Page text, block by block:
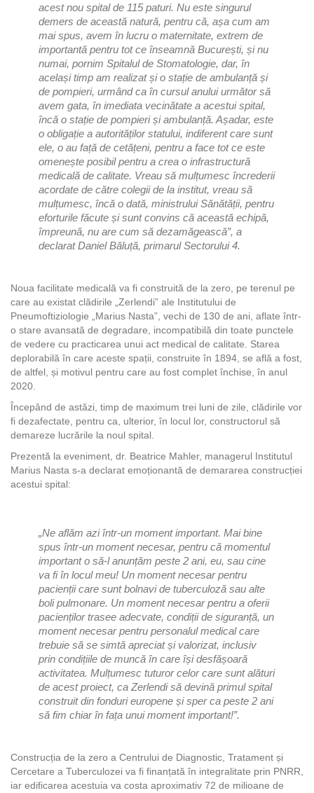
acest nou spital de 115 paturi. Nu este singurul
demers de această natură, pentru că, așa cum am
mai spus, avem în lucru o maternitate, extrem de
importantă pentru tot ce înseamnă București, și nu
numai, pornim Spitalul de Stomatologie, dar, în
același timp am realizat și o stație de ambulanță și
de pompieri, urmând ca în cursul anului următor să
avem gata, în imediata vecinătate a acestui spital,
încă o stație de pompieri și ambulanță. Așadar, este
o obligație a autorităților statului, indiferent care sunt
ele, o au față de cetățeni, pentru a face tot ce este
omenește posibil pentru a crea o infrastructură
medicală de calitate. Vreau să mulțumesc încrederii
acordate de către colegii de la institut, vreau să
mulțumesc, încă o dată, ministrului Sănătății, pentru
eforturile făcute și sunt convins că această echipă,
împreună, nu are cum să dezamăgească”, a
declarat Daniel Băluță, primarul Sectorului 4.
Noua facilitate medicală va fi construită de la zero, pe terenul pe
care au existat clădirile „Zerlendi” ale Institutului de
Pneumoftiziologie „Marius Nasta”, vechi de 130 de ani, aflate într-
o stare avansată de degradare, incompatibilă din toate punctele
de vedere cu practicarea unui act medical de calitate. Starea
deplorabilă în care aceste spații, construite în 1894, se află a fost,
de altfel, și motivul pentru care au fost complet închise, în anul
2020.
Începând de astăzi, timp de maximum trei luni de zile, clădirile vor
fi dezafectate, pentru ca, ulterior, în locul lor, constructorul să
demareze lucrările la noul spital.
Prezentă la eveniment, dr. Beatrice Mahler, managerul Institutul
Marius Nasta s-a declarat emoționantă de demararea construcției
acestui spital:
„Ne aflăm azi într-un moment important. Mai bine
spus într-un moment necesar, pentru că momentul
important o să-l anunțăm peste 2 ani, eu, sau cine
va fi în locul meu! Un moment necesar pentru
pacienții care sunt bolnavi de tuberculoză sau alte
boli pulmonare. Un moment necesar pentru a oferii
pacienților trasee adecvate, condiții de siguranță, un
moment necesar pentru personalul medical care
trebuie să se simtă apreciat și valorizat, inclusiv
prin condițiile de muncă în care își desfășoară
activitatea. Mulțumesc tuturor celor care sunt alături
de acest proiect, ca Zerlendi să devină primul spital
construit din fonduri europene și sper ca peste 2 ani
să fim chiar în fața unui moment important!”.
Construcția de la zero a Centrului de Diagnostic, Tratament și
Cercetare a Tuberculozei va fi finanțată în integralitate prin PNRR,
iar edificarea acestuia va costa aproximativ 72 de milioane de